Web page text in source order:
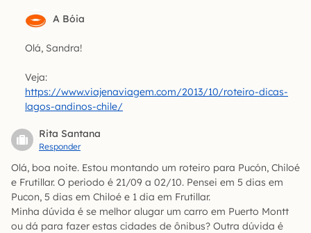
A Bóia
Olá, Sandra!
Veja:
https://www.viajenaviagem.com/2013/10/roteiro-dicas-
lagos-andinos-chile/
Rita Santana
Responder
Olá, boa noite. Estou montando um roteiro para Pucón, Chiloé
e Frutillar. O periodo é 21/09 a 02/10. Pensei em 5 dias em
Pucon, 5 dias em Chiloé e 1 dia em Frutillar.
Minha dúvida é se melhor alugar um carro em Puerto Montt
ou dá para fazer estas cidades de ônibus? Outra dúvida é